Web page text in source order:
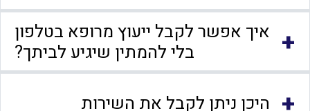
+ איך אפשר לקבל ייעוץ מרופא בטלפון
בלי להמתין שיגיע לביתך?
היכן ניתן לקבל את השירות